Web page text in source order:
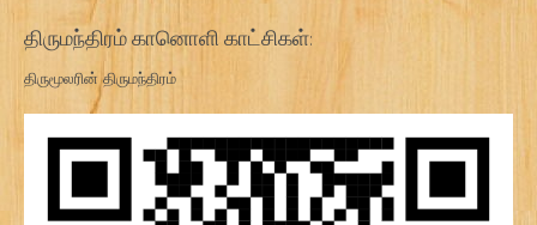
திருமந்திரம் கானொளி காட்சிகள்:
திருமூலரின் திருமந்திரம்